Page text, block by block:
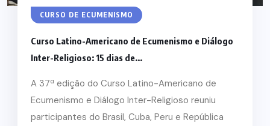
CURSO DE ECUMENISMO
Curso Latino-Americano de Ecumenismo e Diálogo
Inter-Religioso: 15 dias de...
A 37ª edição do Curso Latino-Americano de
Ecumenismo e Diálogo Inter-Religioso reuniu
participantes do Brasil, Cuba, Peru e República